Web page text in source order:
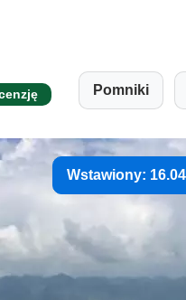
Pomniki
Wstawiony: